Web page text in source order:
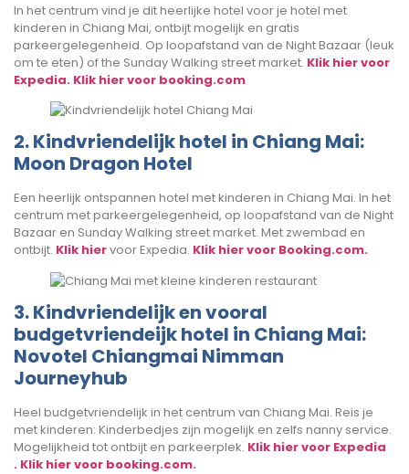
In het centrum vind je dit heerlijke hotel voor je hotel met
kinderen in Chiang Mai, ontbijt mogelijk en gratis
parkeergelegenheid. Op loopafstand van de Night Bazaar (leuk
om te eten) of the Sunday Walking street market. Klik hier voor
Expedia. Klik hier voor booking.com
2. Kindvriendelijk hotel in Chiang Mai:
Moon Dragon Hotel
Een heerlijk ontspannen hotel met kinderen in Chiang Mai. In het
centrum met parkeergelegenheid, op loopafstand van de Night
Bazaar en Sunday Walking street market. Met zwembad en
ontbijt. Klik hiervoor Expedia. Klik hier voor Booking.com.
3. Kindvriendelijk en vooral
budgetvriendeijk hotel in Chiang Mai:
Novotel Chiangmai Nimman
Journeyhub
Heel budgetvriendelijk in het centrum van Chiang Mai. Reis je
met kinderen: Kinderbedjes zijn mogelijk en zelfs nanny service.
Mogelijkheid tot ontbijt en parkeerplek. Klik hier voor Expedia
. Klik hier voor booking.com.